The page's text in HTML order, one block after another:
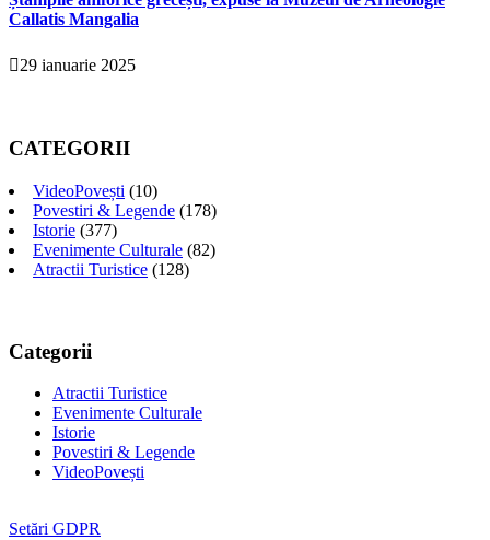
Callatis Mangalia
29 ianuarie 2025
CATEGORII
VideoPovești (10)
Povestiri & Legende (178)
Istorie (377)
Evenimente Culturale (82)
Atractii Turistice (128)
Categorii
Atractii Turistice
Evenimente Culturale
Istorie
Povestiri & Legende
VideoPovești
Setări GDPR